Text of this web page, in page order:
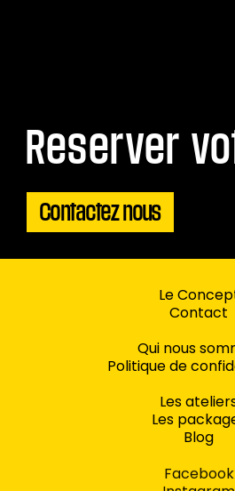
Reserver
Contactez nous
Le
Contact
Qui nous
Politique de
Les
Les
Blog
Facebook